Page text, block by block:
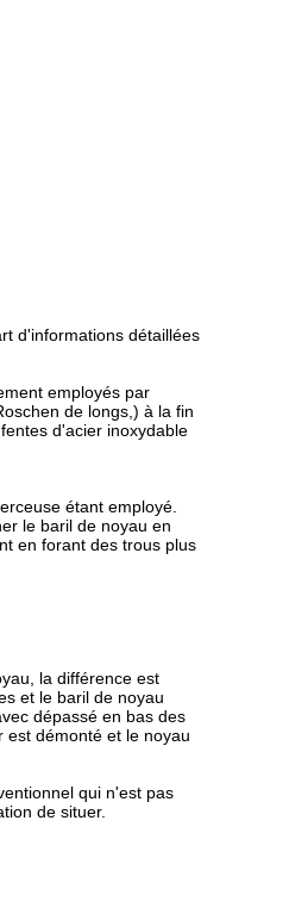
d'informations détaillées
employés par
de longs,) à la fin
d'acier inoxydable
étant employé.
le baril de noyau en
en forant des trous plus
la différence est
et le baril de noyau
dépassé en bas des
est démonté et le noyau
qui n'est pas
de situer.